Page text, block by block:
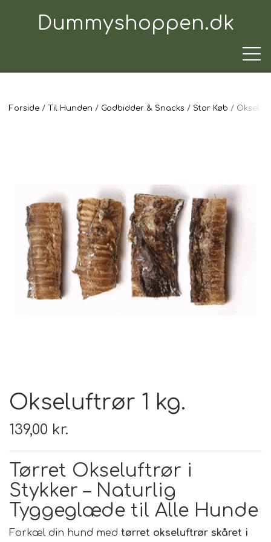
Dummyshoppen.dk
TRÆNINGSUDSTYR
TIL HUNDEFØREREN
TIL BILEN
FODER & FODER
Forside Til Hunden Godbidder & Snacks Stor Køb
Okseluftrør 1 kg.
139,00 kr.
Tørret Okseluftrør i
Stykker – Naturlig
Tyggeglæde til Alle Hunde
Forkæl din hund med tørret okseluftrør skåret i